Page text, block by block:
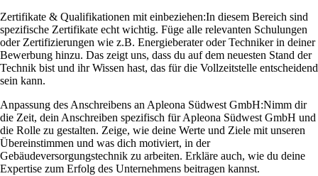
Zertifikate & Qualifikationen mit einbeziehen:In diesem Bereich sind
spezifische Zertifikate echt wichtig. Füge alle relevanten Schulungen
oder Zertifizierungen wie z.B. Energieberater oder Techniker in deiner
Bewerbung hinzu. Das zeigt uns, dass du auf dem neuesten Stand der
Technik bist und ihr Wissen hast, das für die Vollzeitstelle entscheidend
sein kann.
Anpassung des Anschreibens an Apleona Südwest GmbH:Nimm dir
die Zeit, dein Anschreiben spezifisch für Apleona Südwest GmbH und
die Rolle zu gestalten. Zeige, wie deine Werte und Ziele mit unseren
Übereinstimmen und was dich motiviert, in der
Gebäudeversorgungstechnik zu arbeiten. Erkläre auch, wie du deine
Expertise zum Erfolg des Unternehmens beitragen kannst.